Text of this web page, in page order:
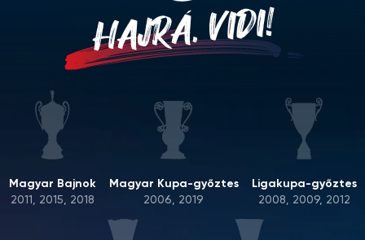
HAJRÁ, VIDI!
Magyar Bajnok
2011, 2015, 2018
Magyar Kupa-győztes
2006, 2019
Ligakupa-győztes
2008, 2009, 2012